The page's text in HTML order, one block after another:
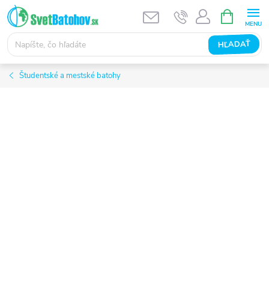
Prejsť
na
obsah
HĽADAŤ
KOŠÍK
Študentské a mestské batohy